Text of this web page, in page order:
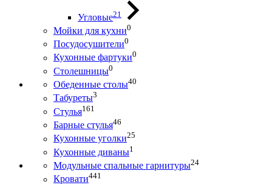
Угловые21
Мойки для кухни0
Посудосушители0
Кухонные фартуки0
Столешницы0
Обеденные столы40
Табуреты3
Стулья161
Барные стулья46
Кухонные уголки25
Кухонные диваны1
Модульные спальные гарнитуры24
Кровати441